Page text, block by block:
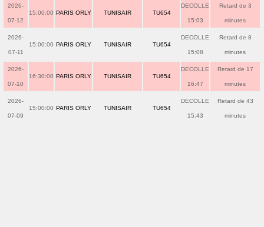
2026-
07-12
15:00:00 PARIS ORLY TUNISAIR TU654
DECOLLE
15:03
Retard de 3
minutes
2026-
07-11
15:00:00 PARIS ORLY TUNISAIR TU654
DECOLLE
15:08
Retard de 8
minutes
2026-
07-10
16:30:00 PARIS ORLY TUNISAIR TU654
DECOLLE
16:47
Retard de 17
minutes
2026-
07-09
15:00:00 PARIS ORLY TUNISAIR TU654
DECOLLE
15:43
Retard de 43
minutes